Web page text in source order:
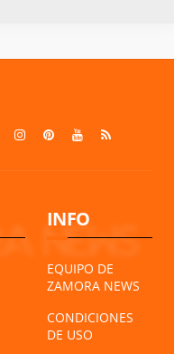
INFO
EQUIPO DE
ZAMORA NEWS
CONDICIONES
DE USO